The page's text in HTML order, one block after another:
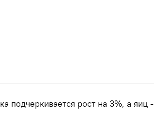
подчеркивается рост на 3%, а яиц -